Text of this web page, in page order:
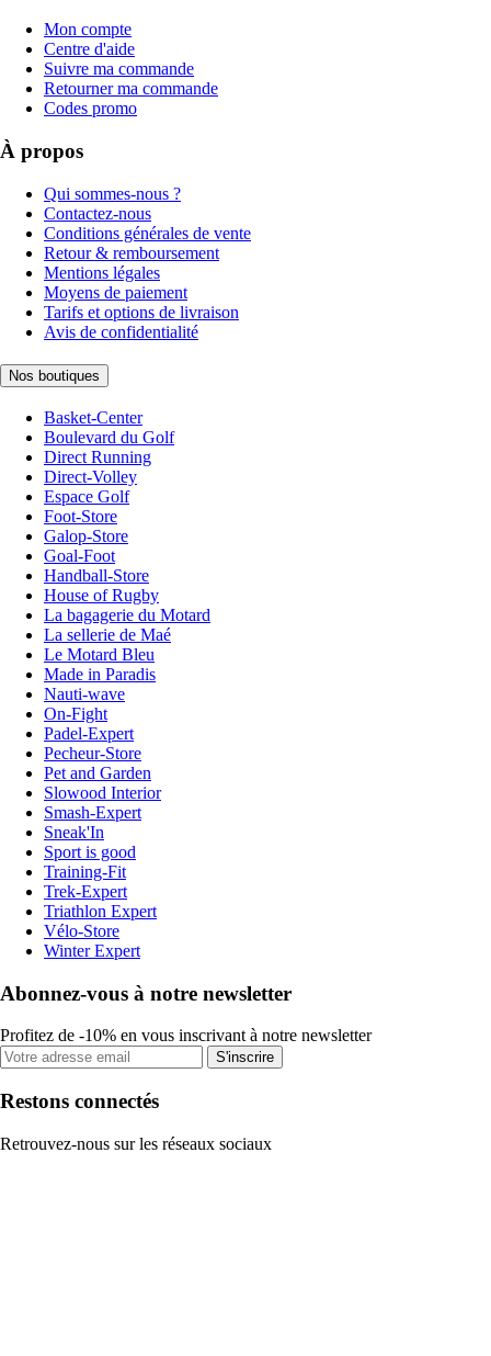
Mon compte
Centre d'aide
Suivre ma commande
Retourner ma commande
Codes promo
À propos
Qui sommes-nous ?
Contactez-nous
Conditions générales de vente
Retour & remboursement
Mentions légales
Moyens de paiement
Tarifs et options de livraison
Avis de confidentialité
Nos boutiques
Basket-Center
Boulevard du Golf
Direct Running
Direct-Volley
Espace Golf
Foot-Store
Galop-Store
Goal-Foot
Handball-Store
House of Rugby
La bagagerie du Motard
La sellerie de Maé
Le Motard Bleu
Made in Paradis
Nauti-wave
On-Fight
Padel-Expert
Pecheur-Store
Pet and Garden
Slowood Interior
Smash-Expert
Sneak'In
Sport is good
Training-Fit
Trek-Expert
Triathlon Expert
Vélo-Store
Winter Expert
Abonnez-vous à notre newsletter
Profitez de -10% en vous inscrivant à notre newsletter
S'inscrire
Restons connectés
Retrouvez-nous sur les réseaux sociaux